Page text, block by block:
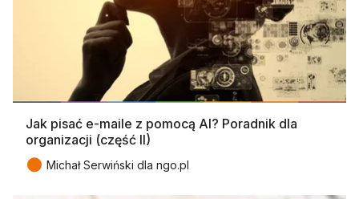
Jak pisać e-maile z pomocą AI? Poradnik dla
organizacji (część II)
● Michał Serwiński dla ngo.pl